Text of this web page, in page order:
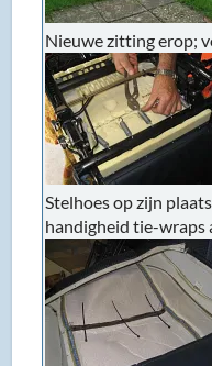
Nieuwe zitting erop;
Stelhoes op zijn
handigheid tie-wraps